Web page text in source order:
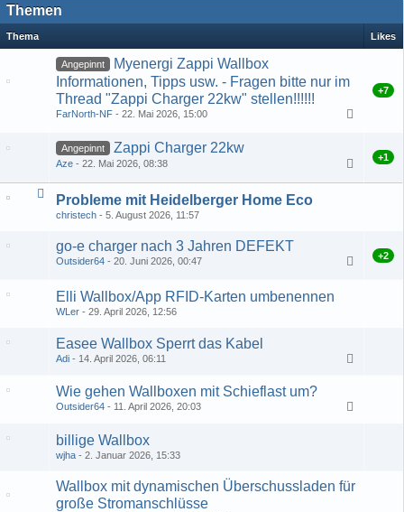
Themen
Thema Likes
Angepinnt
Myenergi Zappi Wallbox
Informationen, Tipps usw. - Fragen bitte nur im
Thread "Zappi Charger 22kw" stellen!!!!!!
FarNorth-NF 22. Mai 2026, 15:00
+7
Angepinnt Zappi Charger 22kw
Aze 22. Mai 2026, 08:38
+1
Probleme mit Heidelberger Home Eco
christech 5. August 2026, 11:57
go-e charger nach 3 Jahren DEFEKT
Outsider64 20. Juni 2026, 00:47
+2
Elli Wallbox/App RFID-Karten umbenennen
WLer 29. April 2026, 12:56
Easee Wallbox Sperrt das Kabel
Adi 14. April 2026, 06:11
Wie gehen Wallboxen mit Schieflast um?
Outsider64 11. April 2026, 20:03
billige Wallbox
wjha 2. Januar 2026, 15:33
Wallbox mit dynamischen Überschussladen für
große Stromanschlüsse